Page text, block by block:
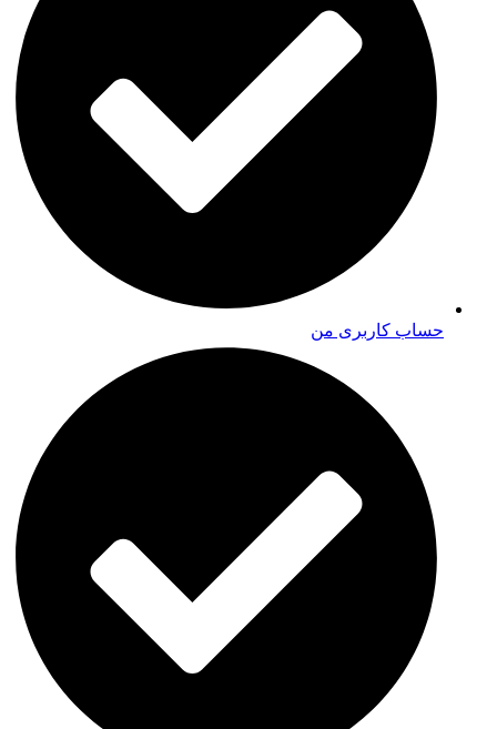
حساب کاربری من